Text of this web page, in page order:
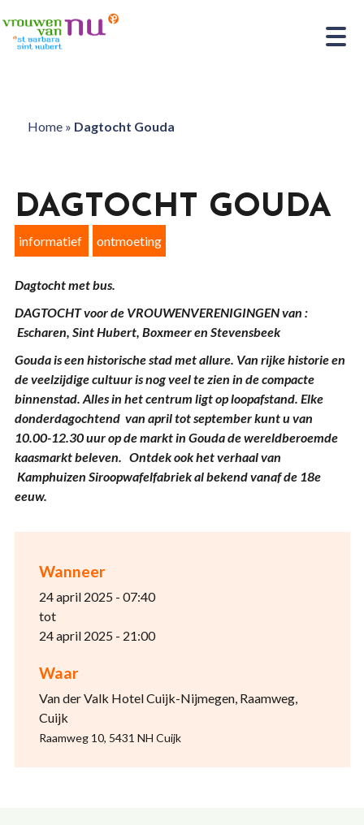
Home» Dagtocht Gouda
Wanneer
24 april 2025 - 07:40
tot
24 april 2025 - 21:00
Waar
Van der Valk Hotel Cuijk-Nijmegen, Raamweg,
Cuijk
Raamweg 10, 5431 NH Cuijk
DAGTOCHT GOUDA
informatief ontmoeting
Dagtocht met bus.
DAGTOCHT voor de VROUWENVERENIGINGEN van :
Escharen, Sint Hubert, Boxmeer en Stevensbeek
Gouda is een historische stad met allure. Van rijke historie en
de veelzijdige cultuur is nog veel te zien in de compacte
binnenstad. Alles in het centrum ligt op loopafstand. Elke
donderdagochtend van april tot september kunt u van
10.00-12.30 uur op de markt in Gouda de wereldberoemde
kaasmarkt beleven. Ontdek ook het verhaal van
Kamphuizen Siroopwafelfabriek al bekend vanaf de 18e
eeuw.